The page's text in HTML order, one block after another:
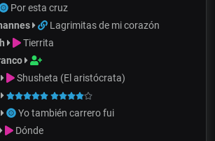
Por esta cruz
Lagrimitas de mi corazón
Tierrita
Shusheta (El aristócrata)
Yo también carrero fui
Dónde